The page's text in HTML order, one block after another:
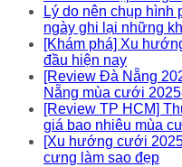
Lý do nên chụp
ngày ghi lại những
[Khám phá] Xu
đầu hiện nay
[Review Đà Nẵng
Nẵng mùa cưới
[Review TP HCM]
giá bao nhiêu mùa
[Xu hướng cưới
cưng làm sao đẹp